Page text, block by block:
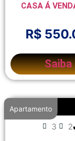
CASA Á
R$
Saiba
Apartamento
3 2